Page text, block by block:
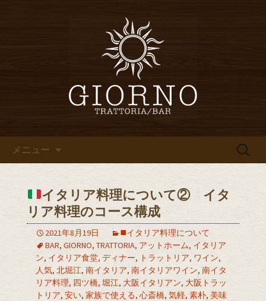
堀江・四ツ橋のイタリアン「イ
タリア食堂ジョルノ～GIORNO
～」のブログ
食堂ジョルノ～GIORNO～」からのお知
メニュー
検
イタリア料理について② イタ
リア料理のコース構成
2021年8月19日
◼️イタリア料理について
BAR, GIORNO, TRATTORIA, アットホーム, イタリア
ン, イタリア食堂, ディナー, トラットリア, ワイン,
人気, 北堀江, 南イタリア, 南イタリアワイン, 南イタ
リア料理, 四ツ橋, 堀江, 大阪イタリアン, 大阪トラッ
トリア, 安い, 家族で使える, 心斎橋, 気軽, 素朴, 美味